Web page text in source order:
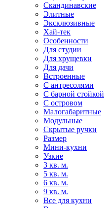
Скандинавские
Элитные
Эксклюзивные
Хай-тек
Особенности
Для студии
Для хрущевки
Для дачи
Встроенные
С антресолями
С барной стойкой
С островом
Малогабаритные
Модульные
Скрытые ручки
Размер
Мини-кухни
Узкие
3 кв. м.
5 кв. м.
6 кв. м.
9 кв. м.
Все для кухни